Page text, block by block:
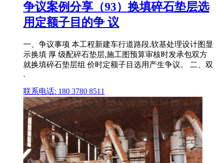
争议案例分享（93）换填碎石垫层选
用定额子目的争 议
一、争议事项 本工程新建车行道路段,软基处理设计图显
示换填 厚 级配碎石垫层,施工图预算审核时发承包双方
就换填碎石垫层组 价时定额子目选用产生争议。 二、双
.
联系电话: 180 3780 8511